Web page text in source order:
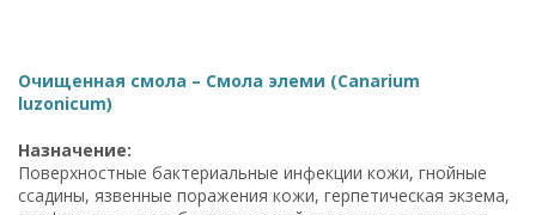
Очищенная смола – Смола элеми (Canarium
luzonicum)
Назначение:
Поверхностные бактериальные инфекции кожи, гнойные
ссадины, язвенные поражения кожи, герпетическая экзема,